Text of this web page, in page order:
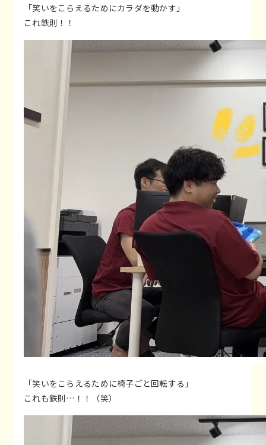
「笑いをこらえるためにカラダを動かす」
これ鉄則！！
「笑いをこらえるために椅子ごと回転する」
これも鉄則…！！（笑）